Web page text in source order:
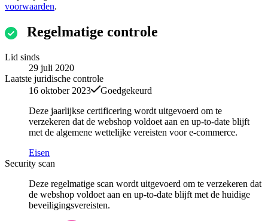
voorwaarden.
Regelmatige controle
Lid sinds
29 juli 2020
Laatste juridische controle
16 oktober 2023
Goedgekeurd
Deze jaarlijkse certificering wordt uitgevoerd om te
verzekeren dat de webshop voldoet aan en up-to-date blijft
met de algemene wettelijke vereisten voor e-commerce.
Eisen
Security scan
Deze regelmatige scan wordt uitgevoerd om te verzekeren dat
de webshop voldoet aan en up-to-date blijft met de huidige
beveiligingsvereisten.